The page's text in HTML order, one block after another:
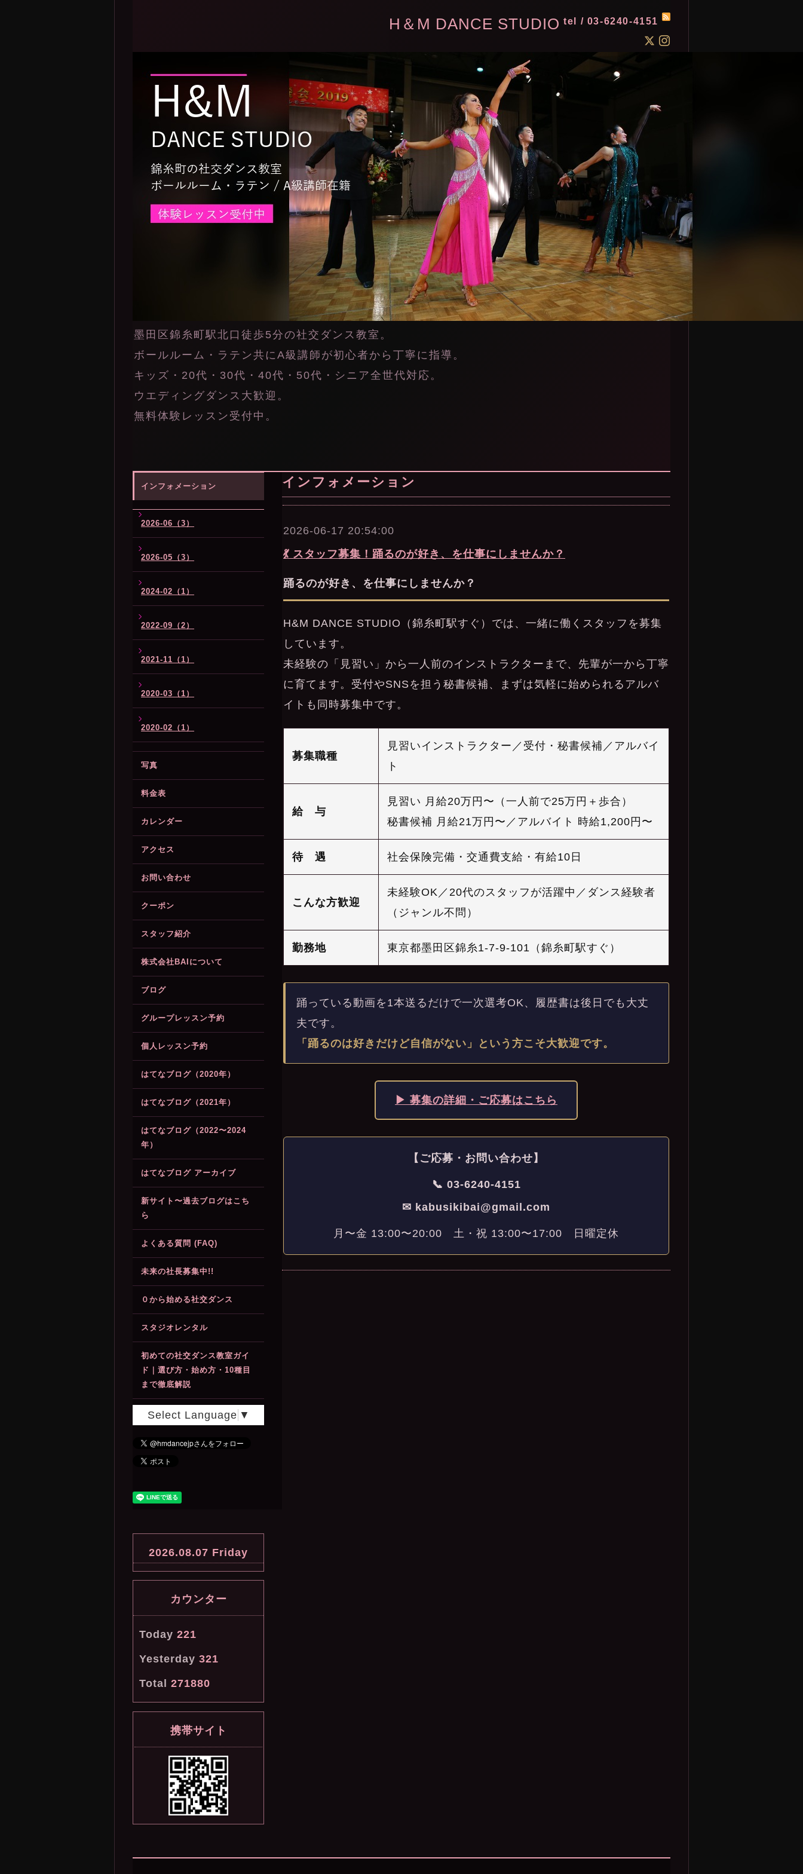
H＆M DANCE STUDIO tel / 03-6240-4151
墨田区錦糸町駅北口徒歩5分の社交ダンス教室。
ボールルーム・ラテン共にA級講師が初心者から丁寧に指導。
キッズ・20代・30代・40代・50代・シニア全世代対応。
ウエディングダンス大歓迎。
無料体験レッスン受付中。
インフォメーション
2026-06-17 20:54:00
💃 スタッフ募集！踊るのが好き、を仕事にしませんか？
踊るのが好き、を仕事にしませんか？
H&M DANCE STUDIO（錦糸町駅すぐ）では、一緒に働くスタッフを募集
しています。
未経験の「見習い」から一人前のインストラクターまで、先輩が一から丁寧
に育てます。受付やSNSを担う秘書候補、まずは気軽に始められるアルバ
イトも同時募集中です。
募集職種
見習いインストラクター／受付・秘書候補／アルバイ
ト
給 与
見習い 月給20万円〜（一人前で25万円＋歩合）
秘書候補 月給21万円〜／アルバイト 時給1,200円〜
待 遇 社会保険完備・交通費支給・有給10日
こんな方歓迎
未経験OK／20代のスタッフが活躍中／ダンス経験者
（ジャンル不問）
勤務地 東京都墨田区錦糸1-7-9-101（錦糸町駅すぐ）
踊っている動画を1本送るだけで一次選考OK、履歴書は後日でも大丈
夫です。
「踊るのは好きだけど自信がない」という方こそ大歓迎です。
▶ 募集の詳細・ご応募はこちら
【ご応募・お問い合わせ】
📞 03-6240-4151
✉ kabusikibai@gmail.com
月〜金 13:00〜20:00 土・祝 13:00〜17:00 日曜定休
インフォメーション
2026-06（3）
2026-05（3）
2024-02（1）
2022-09（2）
2021-11（1）
2020-03（1）
2020-02（1）
写真
料金表
カレンダー
アクセス
お問い合わせ
クーポン
スタッフ紹介
株式会社BAIについて
ブログ
グループレッスン予約
個人レッスン予約
はてなブログ（2020年）
はてなブログ（2021年）
はてなブログ（2022〜2024
年）
はてなブログ アーカイブ
新サイト〜過去ブログはこち
ら
よくある質問 (FAQ)
未来の社長募集中!!
０から始める社交ダンス
スタジオレンタル
初めての社交ダンス教室ガイ
ド｜選び方・始め方・10種目
まで徹底解説
Select Language ▼
2026.08.07 Friday
カウンター
Today 221
Yesterday 321
Total 271880
携帯サイト